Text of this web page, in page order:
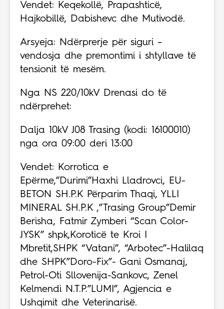
Vendet: Keqekollë, Prapashticë,
Hajkobillë, Dabishevc dhe Mutivodë.
Arsyeja: Ndërprerje për siguri –
vendosja dhe premontimi i shtyllave të
tensionit të mesëm.
Nga NS 220/10kV Drenasi do të
ndërprehet:
Dalja 10kV J08 Trasing (kodi: 16100010)
nga ora 09:00 deri 13:00
Vendet: Korrotica e
Epërme,”Durimi”Haxhi Lladrovci, EU-
BETON SH.P.K Përparim Thaqi, YLLI
MINERAL SH.P.K ,”Trasing Group”Demir
Berisha, Fatmir Zymberi “Scan Color-
JYSK” shpk,Koroticë te Kroi I
Mbretit,SHPK “Vatani”, “Arbotec”-Halilaq
dhe SHPK”Doro-Fix”- Gani Osmanaj,
Petrol-Oti Sllovenija-Sankovc, Zenel
Kelmendi N.T.P.”LUMI”, Agjencia e
Ushqimit dhe Veterinarisë.